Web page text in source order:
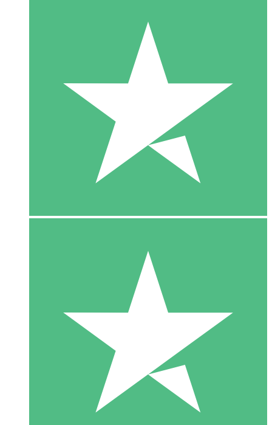
10 Téléchargements
20 00